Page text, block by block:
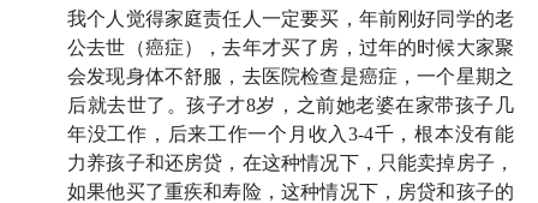
我个人觉得家庭责任人一定要买，年前刚好同学的老
公去世（癌症），去年才买了房，过年的时候大家聚
会发现身体不舒服，去医院检查是癌症，一个星期之
后就去世了。孩子才8岁，之前她老婆在家带孩子几
年没工作，后来工作一个月收入3-4千，根本没有能
力养孩子和还房贷，在这种情况下，只能卖掉房子，
如果他买了重疾和寿险，这种情况下，房贷和孩子的